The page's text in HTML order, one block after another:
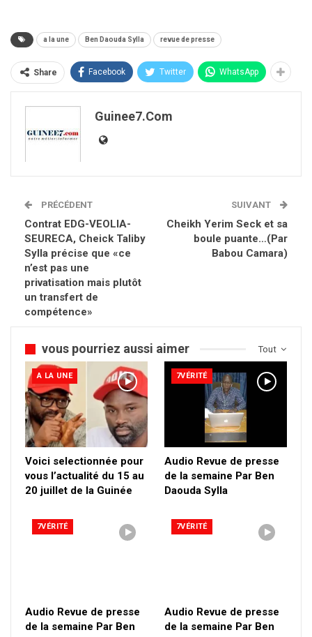
a la une Ben Daouda Sylla revue de presse
Share Facebook Twitter WhatsApp
Guinee7.com
PRÉCÉDENT
Contrat EDG-VEOLIA-
SEURECA, Cheick Taliby
Sylla précise que «ce
n’est pas une
privatisation mais plutôt
un transfert de
compétence»
SUIVANT
Cheikh Yerim Seck et sa
boule puante…(Par
Babou Camara)
Tout
vous pourriez aussi aimer
A LA UNE
Voici selectionnée pour
vous l’actualité du 15 au
20 juillet de la Guinée
7VÉRITÉ
Audio Revue de presse
de la semaine Par Ben
Daouda Sylla
7VÉRITÉ
Audio Revue de presse
de la semaine Par Ben
7VÉRITÉ
Audio Revue de presse
de la semaine Par Ben